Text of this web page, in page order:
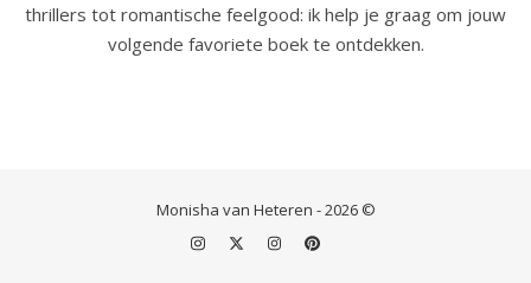
thrillers tot romantische feelgood: ik help je graag om jouw
volgende favoriete boek te ontdekken.
Monisha van Heteren - 2026 ©